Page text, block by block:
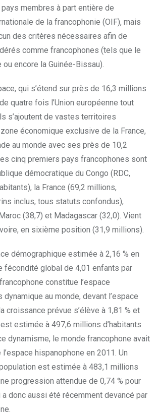
membres à part entière de
de la francophonie (OIF), mais
des critères nécessaires afin de
comme francophones (tels que le
ou encore la Guinée-Bissau).
qui s’étend sur près de 16,3 millions
quatre fois l’Union européenne tout
s’ajoutent de vastes territoires
économique exclusive de la France,
au monde avec ses près de 10,2
cinq premiers pays francophones sont
démocratique du Congo (RDC,
la France (69,2 millions,
inclus, tous statuts confondus),
(38,7) et Madagascar (32,0). Vient
en sixième position (31,9 millions).
démographique estimée à 2,16 % en
fécondité global de 4,01 enfants par
constitue l’espace
au monde, devant l’espace
croissance prévue s’élève à 1,81 % et
estimée à 497,6 millions d’habitants
dynamisme, le monde francophone avait
hispanophone en 2011. Un
est estimée à 483,1 millions
progression attendue de 0,74 % pour
donc aussi été récemment devancé par